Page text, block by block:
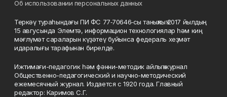
Об использовании персональных данных
Теркәү тураһындағы ПИ ФС 77‑70646‑сы таныҡлыҡ 2017 йылдың
15 авгусында Элемтә, информацион технологиялар һәм киң
мәғлүмәт сараларын күҙәтеү буйынса федераль хеҙмәт
идаралығы тарафынан бирелде.
Ижтимағи-педагогик һәм фәнни-методик айлыҡ журнал
Общественно-педагогический и научно-методический
ежемесячный журнал. Издается с 1920 года. Главный
редактор: Каримов С.Г.